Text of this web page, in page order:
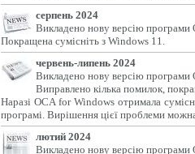
серпень 2024
Викладено нову версію
Покращена сумісніть з Windows 11.
червень-липень 2024
Викладено нову версію
Виправлено кілька помилок,
Наразі OCA for Windows отримала
програмі. Вирішення цієї проблеми
лютий 2024
Викладено нову версію